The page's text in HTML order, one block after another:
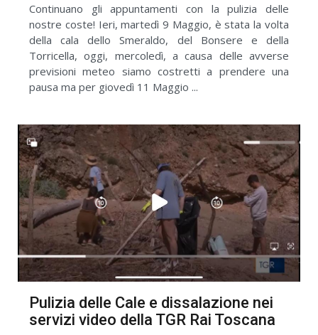
Continuano gli appuntamenti con la pulizia delle
nostre coste! Ieri, martedì 9 Maggio, è stata la volta
della cala dello Smeraldo, del Bonsere e della
Torricella, oggi, mercoledì, a causa delle avverse
previsioni meteo siamo costretti a prendere una
pausa ma per giovedì 11 Maggio ...
Pulizia delle Cale e dissalazione nei
servizi video della TGR Rai Toscana